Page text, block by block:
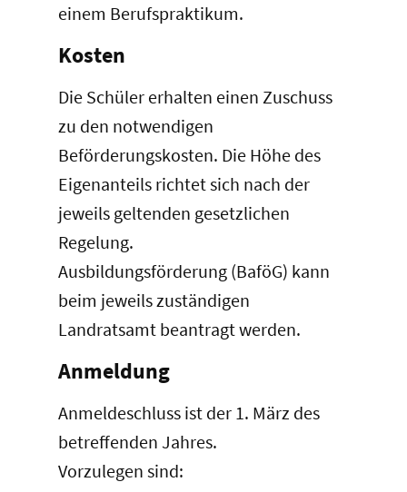
einem Berufspraktikum.
Kosten
Die Schüler erhalten einen Zuschuss
zu den notwendigen
Beförderungskosten. Die Höhe des
Eigenanteils richtet sich nach der
jeweils geltenden gesetzlichen
Regelung.
Ausbildungsförderung (BaföG) kann
beim jeweils zuständigen
Landratsamt beantragt werden.
Anmeldung
Anmeldeschluss ist der 1. März des
betreffenden Jahres.
Vorzulegen sind: